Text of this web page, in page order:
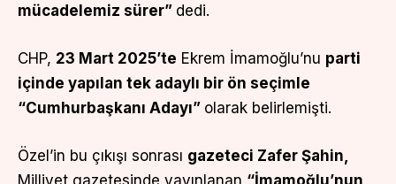
mücadelemiz sürer” dedi.
CHP, 23 Mart 2025’te Ekrem İmamoğlu’nu parti
içinde yapılan tek adaylı bir ön seçimle
“Cumhurbaşkanı Adayı” olarak belirlemişti.
Özel’in bu çıkışı sonrası gazeteci Zafer Şahin,